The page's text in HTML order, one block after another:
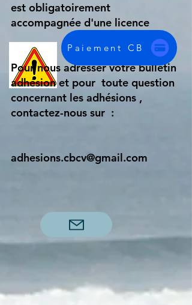
est obligatoirement
accompagnée d'une licence
FFCV et vice-versa.
Pour nous adresser votre bulletin
adhésion et pour toute question
concernant les adhésions ,
contactez-nous sur :
adhesions.cbcv@gmail.com
Paiement CB